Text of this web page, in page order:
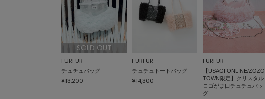
SOLD OUT
FURFUR
チュチュバッグ
¥13,200
FURFUR
チュチュトートバッグ
¥14,300
FURFUR
【USAGI ONLINE/ZOZO
TOWN限定】クリスタル
ロゴがま口チュチュバッ
グ